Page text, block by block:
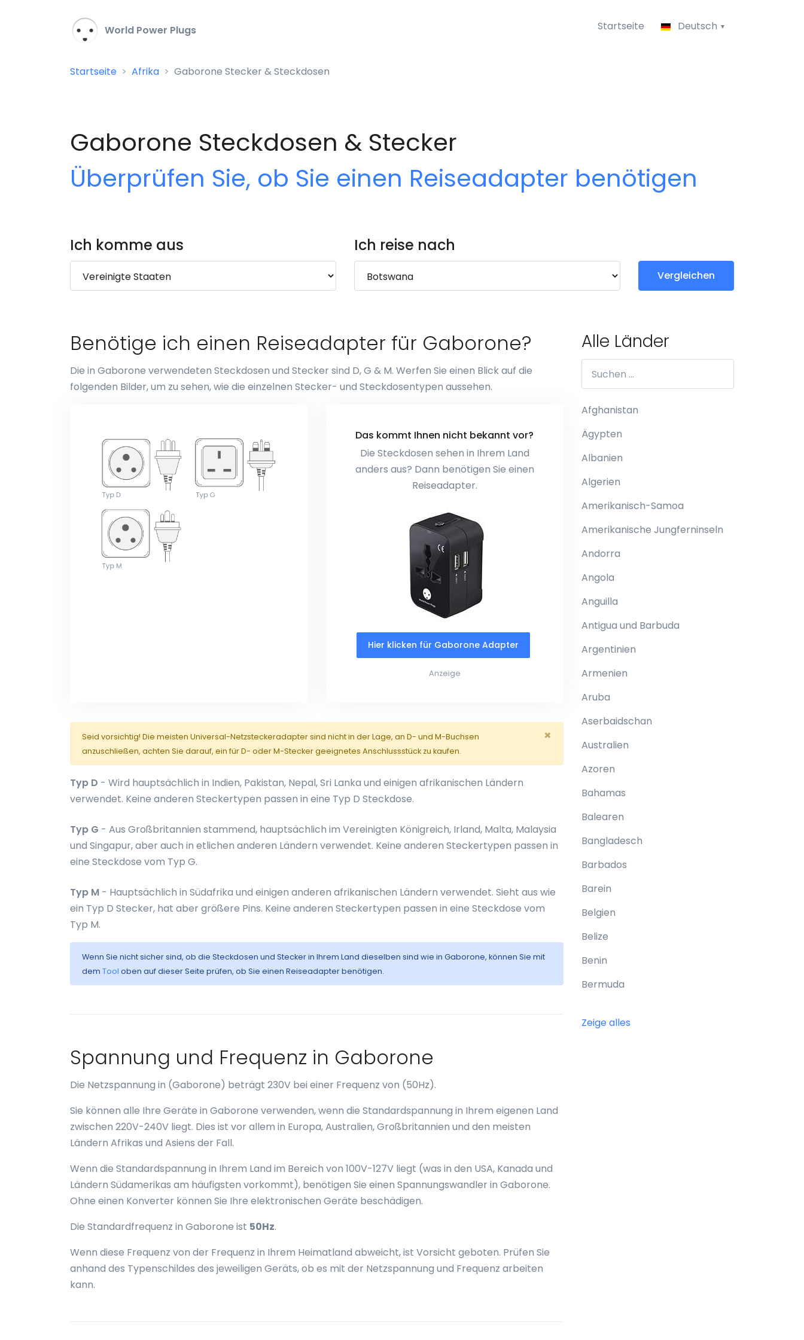
World Power Plugs Startseite Deutsch
Startseite Afrika Gaborone Stecker & Steckdosen
Gaborone Steckdosen & Stecker
Überprüfen Sie, ob Sie einen Reiseadapter benötigen
Ich komme aus Ich reise nach
Vergleichen
Benötige ich einen Reiseadapter für Gaborone?
Die in Gaborone verwendeten Steckdosen und Stecker sind D, G & M. Werfen Sie einen Blick auf die
folgenden Bilder, um zu sehen, wie die einzelnen Stecker- und Steckdosentypen aussehen.
Das kommt Ihnen nicht bekannt vor?
Die Steckdosen sehen in Ihrem Land
anders aus? Dann benötigen Sie einen
Reiseadapter.
Hier klicken für Gaborone Adapter
Anzeige
×
Seid vorsichtig! Die meisten Universal-Netzsteckeradapter sind nicht in der Lage, an D- und M-Buchsen
anzuschließen, achten Sie darauf, ein für D- oder M-Stecker geeignetes Anschlussstück zu kaufen.
Typ D - Wird hauptsächlich in Indien, Pakistan, Nepal, Sri Lanka und einigen afrikanischen Ländern
verwendet. Keine anderen Steckertypen passen in eine Typ D Steckdose.
Typ G - Aus Großbritannien stammend, hauptsächlich im Vereinigten Königreich, Irland, Malta, Malaysia
und Singapur, aber auch in etlichen anderen Ländern verwendet. Keine anderen Steckertypen passen in
eine Steckdose vom Typ G.
Typ M - Hauptsächlich in Südafrika und einigen anderen afrikanischen Ländern verwendet. Sieht aus wie
ein Typ D Stecker, hat aber größere Pins. Keine anderen Steckertypen passen in eine Steckdose vom
Typ M.
Wenn Sie nicht sicher sind, ob die Steckdosen und Stecker in Ihrem Land dieselben sind wie in Gaborone, können Sie mit
dem Tool oben auf dieser Seite prüfen, ob Sie einen Reiseadapter benötigen.
Spannung und Frequenz in Gaborone
Die Netzspannung in (Gaborone) beträgt 230V bei einer Frequenz von (50Hz).
Sie können alle Ihre Geräte in Gaborone verwenden, wenn die Standardspannung in Ihrem eigenen Land
zwischen 220V-240V liegt. Dies ist vor allem in Europa, Australien, Großbritannien und den meisten
Ländern Afrikas und Asiens der Fall.
Wenn die Standardspannung in Ihrem Land im Bereich von 100V-127V liegt (was in den USA, Kanada und
Ländern Südamerikas am häufigsten vorkommt), benötigen Sie einen Spannungswandler in Gaborone.
Ohne einen Konverter können Sie Ihre elektronischen Geräte beschädigen.
Die Standardfrequenz in Gaborone ist 50Hz.
Wenn diese Frequenz von der Frequenz in Ihrem Heimatland abweicht, ist Vorsicht geboten. Prüfen Sie
anhand des Typenschildes des jeweiligen Geräts, ob es mit der Netzspannung und Frequenz arbeiten
kann.
Alle Länder
Afghanistan
Ägypten
Albanien
Algerien
Amerikanisch-Samoa
Amerikanische Jungferninseln
Andorra
Angola
Anguilla
Antigua und Barbuda
Argentinien
Armenien
Aruba
Aserbaidschan
Australien
Azoren
Bahamas
Balearen
Bangladesch
Barbados
Barein
Belgien
Belize
Benin
Bermuda
Bolivien
Zeige alles